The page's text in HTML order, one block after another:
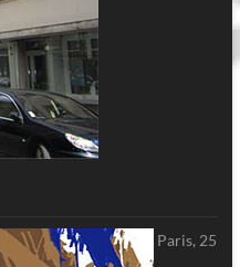
Paris, 25